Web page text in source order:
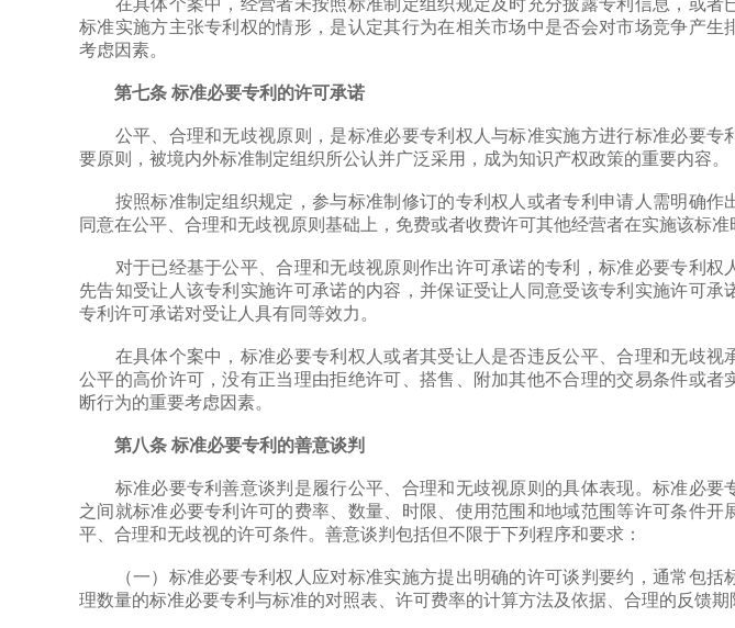
在具体个案中，经营者未按照标准制定组织规定及时充分披露专利信息，或者
标准实施方主张专利权的情形，是认定其行为在相关市场中是否会对市场竞争产生
考虑因素。
第七条 标准必要专利的许可承诺
公平、合理和无歧视原则，是标准必要专利权人与标准实施方进行标准必要专
要原则，被境内外标准制定组织所公认并广泛采用，成为知识产权政策的重要内容。
按照标准制定组织规定，参与标准制修订的专利权人或者专利申请人需明确作
同意在公平、合理和无歧视原则基础上，免费或者收费许可其他经营者在实施该标准
对于已经基于公平、合理和无歧视原则作出许可承诺的专利，标准必要专利权
先告知受让人该专利实施许可承诺的内容，并保证受让人同意受该专利实施许可承
专利许可承诺对受让人具有同等效力。
在具体个案中，标准必要专利权人或者其受让人是否违反公平、合理和无歧视
公平的高价许可，没有正当理由拒绝许可、搭售、附加其他不合理的交易条件或者
断行为的重要考虑因素。
第八条 标准必要专利的善意谈判
标准必要专利善意谈判是履行公平、合理和无歧视原则的具体表现。标准必要
之间就标准必要专利许可的费率、数量、时限、使用范围和地域范围等许可条件开
平、合理和无歧视的许可条件。善意谈判包括但不限于下列程序和要求：
（一）标准必要专利权人应对标准实施方提出明确的许可谈判要约，通常包括
理数量的标准必要专利与标准的对照表、许可费率的计算方法及依据、合理的反馈期